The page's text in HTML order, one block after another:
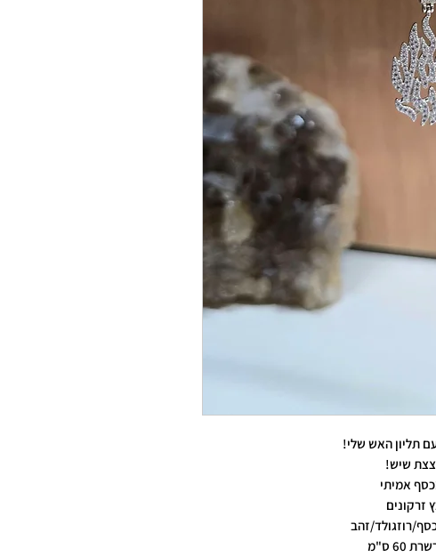
תליון האש שלי!
שיש!
אמיתי
זרקונים
רוזגולד/זהב
60 ס"מ